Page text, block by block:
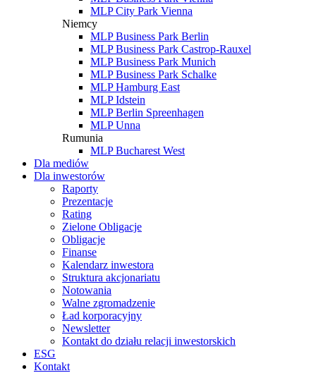
MLP City Park Vienna
Niemcy
MLP Business Park Berlin
MLP Business Park Castrop-Rauxel
MLP Business Park Munich
MLP Business Park Schalke
MLP Hamburg East
MLP Idstein
MLP Berlin Spreenhagen
MLP Unna
Rumunia
MLP Bucharest West
Dla mediów
Dla inwestorów
Raporty
Prezentacje
Rating
Zielone Obligacje
Obligacje
Finanse
Kalendarz inwestora
Struktura akcjonariatu
Notowania
Walne zgromadzenie
Ład korporacyjny
Newsletter
Kontakt do działu relacji inwestorskich
ESG
Kontakt